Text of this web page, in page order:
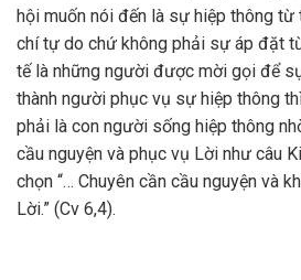
hội muốn nói đến là sự hiệp thông
chí tự do chứ không phải sự áp đặt
tế là những người được mời gọi để
thành người phục vụ sự hiệp thông
phải là con người sống hiệp thông
cầu nguyện và phục vụ Lời như câu
chọn “… Chuyên cần cầu nguyện và
Lời.” (Cv 6,4).